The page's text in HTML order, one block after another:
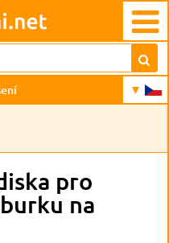
pro
na